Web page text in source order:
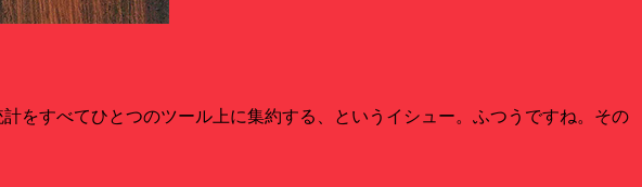
をすべてひとつのツール上に集約する、というイシュー。ふつうですね。その